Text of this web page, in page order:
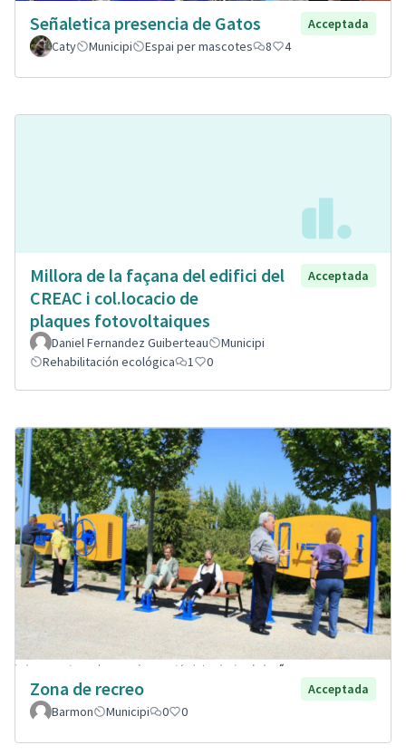
Señaletica presencia de Gatos
Acceptada
Caty
Municipi Espai per mascotes 8 4
Millora de la façana del edifici del
CREAC i col.locacio de
plaques fotovoltaiques
Acceptada
Daniel Fernandez Guiberteau
Municipi
Rehabilitación ecológica
1 0
Zona de recreo
Acceptada
Barmon
Municipi 0 0